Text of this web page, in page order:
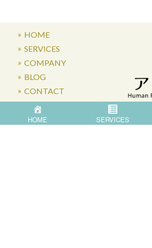
HOME
SERVICES
COMPANY
BLOG
CONTACT
〒871-0007 大分県中津市
HOME SERVICES